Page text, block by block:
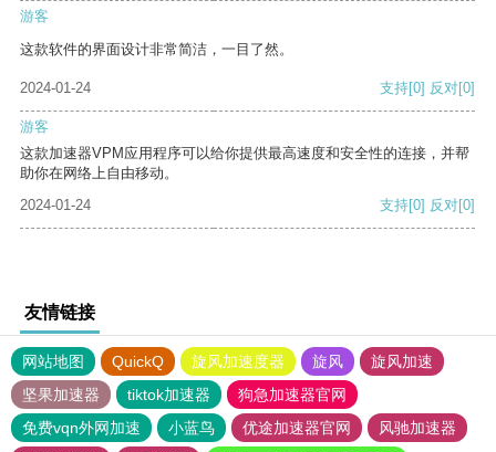
游客
这款软件的界面设计非常简洁，一目了然。
2024-01-24 支持[0] 反对[0]
游客
这款加速器VPM应用程序可以给你提供最高速度和安全性的连接，并帮
助你在网络上自由移动。
2024-01-24
支持[0] 反对[0]
友情链接
网站地图 QuickQ 旋风加速度器 旋风
旋风加速
坚果加速器
tiktok加速器
狗急加速器官网
免费vqn外网加速
小蓝鸟 优途加速器官网
风驰加速器